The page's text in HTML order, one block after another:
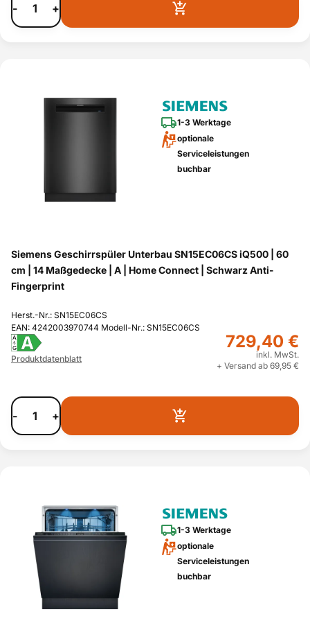
Besteckk
smart erklärt
- +
1-3 Werktage
optionale
Serviceleistungen
buchbar
Siemens Geschirrspüler Unterbau SN15EC06CS iQ500 | 60
cm | 14 Maßgedecke | A | Home Connect | Schwarz Anti-
Fingerprint
Herst.-Nr.: SN15EC06CS
EAN: 4242003970744 Modell-Nr.: SN15EC06CS
A
G A
Produktdatenblatt
729,40 €
inkl. MwSt.
+ Versand ab 69,95 €
- +
1-3 Werktage
optionale
Serviceleistungen
buchbar